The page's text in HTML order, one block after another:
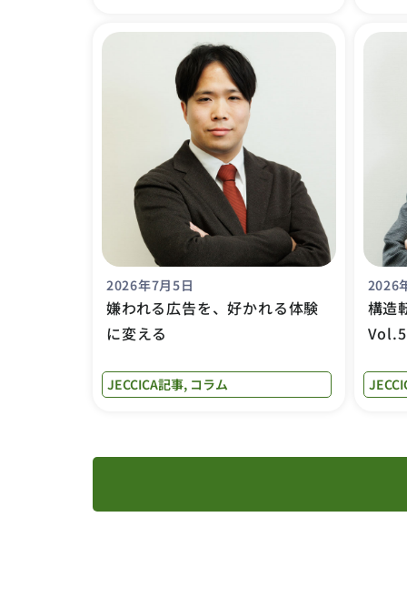
2026年7月5日
嫌われる広告を、好かれる体験
に変える
JECCICA記事, コラム
2026
構造